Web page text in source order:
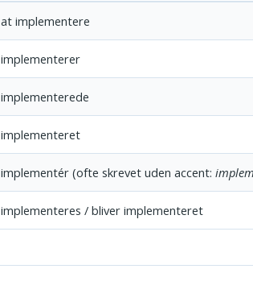
at implementere
implementerer
implementerede
implementeret
implementér (ofte skrevet uden accent:
implementeres / bliver implementeret